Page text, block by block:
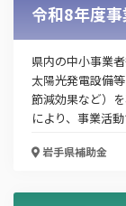
令和8年度
県内の中小事業
太陽光発電設備
節減効果など）
により、事業活
岩手県補助金